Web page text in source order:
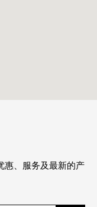
惠、服务及最新的产